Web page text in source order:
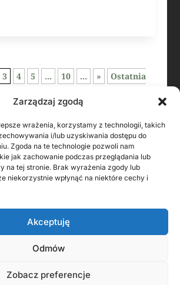
Zarządzaj zgodą
wrażenia, korzystamy z technologii, takich
i/lub uzyskiwania dostępu do
Zgoda na te technologie pozwoli nam
jak zachowanie podczas przeglądania lub
na tej stronie. Brak wyrażenia zgody lub
niekorzystnie wpłynąć na niektóre cechy i
Akceptuję
Odmów
Zobacz preferencje
3 4 5 ... 10 ... »
Ostatnia
KONTAKT Z AUTOREM